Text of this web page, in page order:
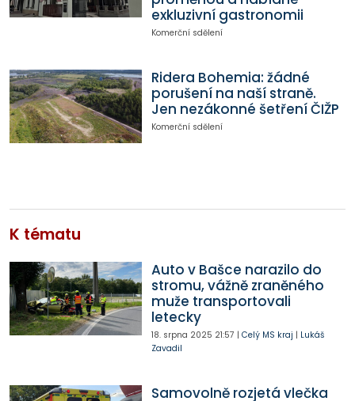
exkluzivní gastronomii
Komerční sdělení
Ridera Bohemia: žádné
porušení na naší straně.
Jen nezákonné šetření ČIŽP
Komerční sdělení
K tématu
Auto v Bašce narazilo do
stromu, vážně zraněného
muže transportovali
letecky
18. srpna 2025 21:57 | Celý MS kraj | Lukáš
Zavadil
Samovolně rozjetá vlečka